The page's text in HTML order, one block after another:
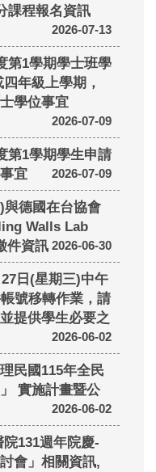
課程報名資訊
2026-07-13
第1學期學士班學
年級上學期，
學位事宜
2026-07-09
第1學期學生申請
宜
2026-07-09
與德國在台協會
Walls Lab
件資訊 2026-06-30
27日(星期三)中午
號移轉作業，請
提供學生必要之
2026-06-02
民國115年全民
實施計畫暨公
2026-06-02
院131週年院慶-
會」相關資訊,